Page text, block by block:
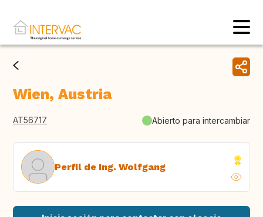
Wien, Austria
AT56717 Abierto para intercambiar
Perfil de Ing. Wolfgang